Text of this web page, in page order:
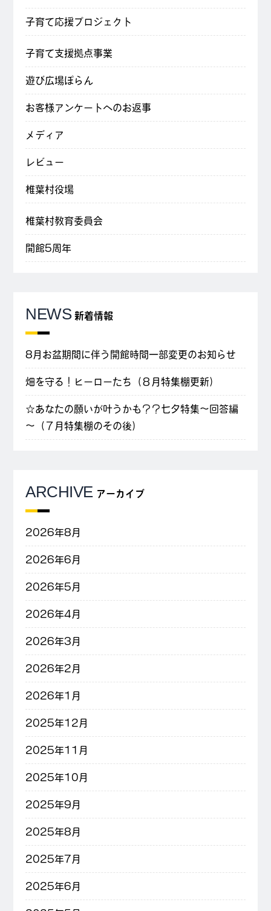
子育て応援プロジェクト
子育て支援拠点事業
遊び広場ぽらん
お客様アンケートへのお返事
メディア
レビュー
椎葉村役場
椎葉村教育委員会
開館5周年
NEWS 新着情報
8月お盆期間に伴う開館時間一部変更のお知らせ
畑を守る！ヒーローたち（８月特集棚更新）
☆あなたの願いが叶うかも？？七夕特集～回答編
～（７月特集棚のその後）
ARCHIVE アーカイブ
2026年8月
2026年6月
2026年5月
2026年4月
2026年3月
2026年2月
2026年1月
2025年12月
2025年11月
2025年10月
2025年9月
2025年8月
2025年7月
2025年6月